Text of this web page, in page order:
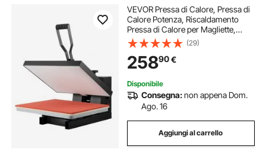
VEVOR Pressa di Calore, Pressa di
Calore Potenza, Riscaldamento
Pressa di Calore per Magliette,
Stampante Digitale Sublimazione
Industriale per Vinile Trasferimento
Termico, Nero,406 x 510 mm,
1700W
(29)
25890€
Disponibile
Consegna:non appena Dom.
Ago. 16
Aggiungi al carrello